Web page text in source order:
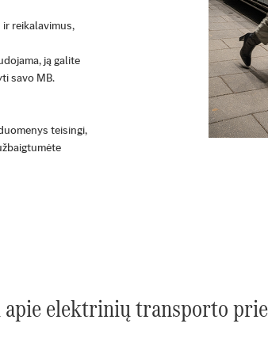
reikalavimus,
ją galite
savo MB.
teisingi,
apie elektrinių transporto